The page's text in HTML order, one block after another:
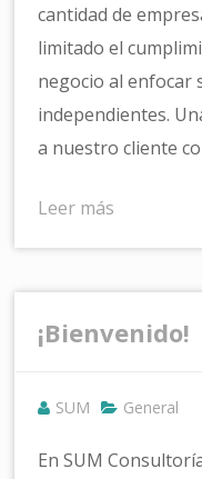
cantidad de
limitado el
negocio al enfocar
independientes.
a nuestro cliente
Leer más
¡Bienvenido!
SUM General
En SUM